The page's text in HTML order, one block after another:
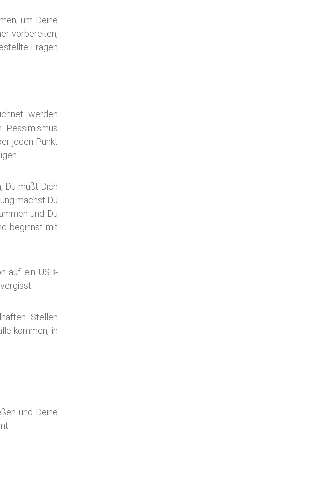
um Deine
vorbereiten,
Fragen
werden
Pessimismus
jeden Punkt
Du mußt Dich
machst Du
und Du
beginnst mit
auf ein USB-
Stellen
kommen, in
und Deine